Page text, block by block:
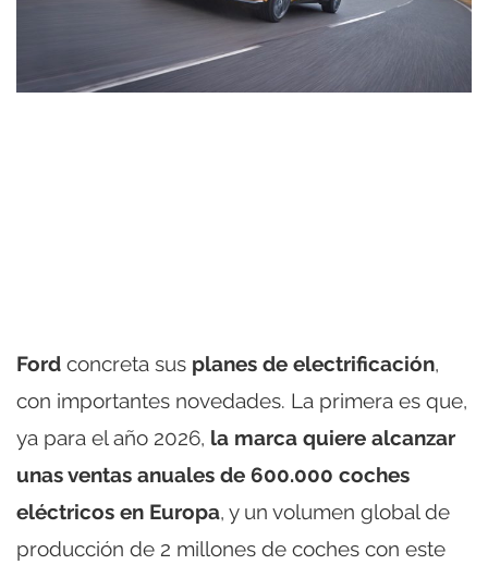
Ford concreta sus planes de electrificación,
con importantes novedades. La primera es que,
ya para el año 2026, la marca quiere alcanzar
unas ventas anuales de 600.000 coches
eléctricos en Europa, y un volumen global de
producción de 2 millones de coches con este